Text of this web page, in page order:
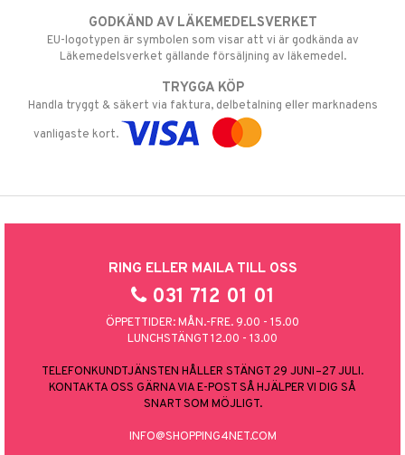
GODKÄND AV LÄKEMEDELSVERKET
EU-logotypen är symbolen som visar att vi är godkända av
Läkemedelsverket gällande försäljning av läkemedel.
TRYGGA KÖP
Handla tryggt & säkert via faktura, delbetalning eller marknadens
vanligaste kort.
RING ELLER MAILA TILL OSS
031 712 01 01
ÖPPETTIDER: MÅN.-FRE. 9.00 - 15.00
LUNCHSTÄNGT 12.00 - 13.00
TELEFONKUNDTJÄNSTEN HÅLLER STÄNGT 29 JUNI–27 JULI.
KONTAKTA OSS GÄRNA VIA E-POST SÅ HJÄLPER VI DIG SÅ
SNART SOM MÖJLIGT.
INFO@SHOPPING4NET.COM